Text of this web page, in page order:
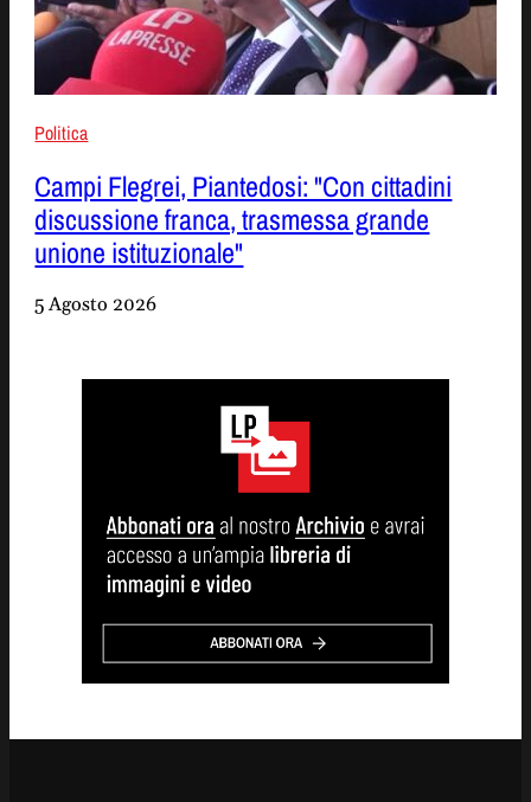
Politica
Campi Flegrei, Piantedosi: "Con cittadini
discussione franca, trasmessa grande
unione istituzionale"
5 Agosto 2026